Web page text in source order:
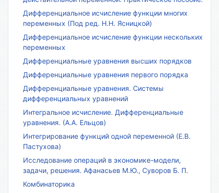
Дифференциальное исчисление функции многих
переменных (Под ред. Н.Н. Ясницкой)
Дифференциальное исчисление функции нескольких
переменных
Дифференциальные уравнения высших порядков
Дифференциальные уравнения первого порядка
Дифференциальные уравнения. Системы
дифференциальных уравнений
Интегральное исчисление. Дифференциальные
уравнения. (А.А. Ельцов)
Интегрирование функций одной переменной (Е.В.
Пастухова)
Исследование операций в экономике-модели,
задачи, решения. Афанасьев М.Ю., Суворов Б. П.
Комбинаторика